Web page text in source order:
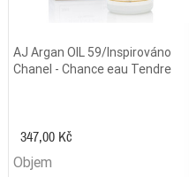
AJ Argan OIL 59/Inspirováno
Chanel - Chance eau Tendre
347,00 Kč
Objem